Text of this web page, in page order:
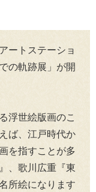
ートステーショ
の軌跡展」が開
浮世絵版画のこ
ば、江戸時代か
を指すことが多
、歌川広重『東
所絵になります